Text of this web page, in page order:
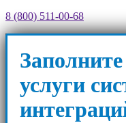
8 (800) 511-00-68
услуги